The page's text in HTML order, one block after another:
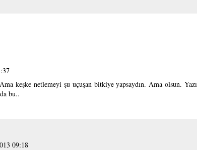
keşke netlemeyi şu uçuşan bitkiye yapsaydın. Ama olsun. Yazı
bu..
09:18